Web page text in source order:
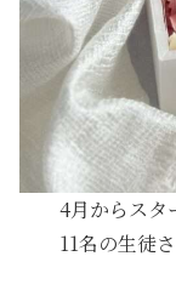
4月からスタ
11名の生徒